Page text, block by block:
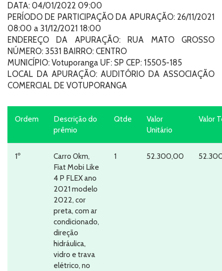
DATA: 04/01/2022 09:00
PERÍODO DE PARTICIPAÇÃO DA APURAÇÃO: 26/11/2021
08:00 a 31/12/2021 18:00
ENDEREÇO DA APURAÇÃO: RUA MATO GROSSO
NÚMERO: 3531 BAIRRO: CENTRO
MUNICÍPIO: Votuporanga UF: SP CEP: 15505-185
LOCAL DA APURAÇÃO: AUDITÓRIO DA ASSOCIAÇÃO
COMERCIAL DE VOTUPORANGA
Ordem
Descrição do
prêmio
Qtde
Valor
Unitário
Valor
1º
Carro 0km,
Fiat Mobi Like
4 P FLEX ano
2021 modelo
2022, cor
preta, com ar
condicionado,
direção
hidráulica,
vidro e trava
elétrico, no
1 52.300,00